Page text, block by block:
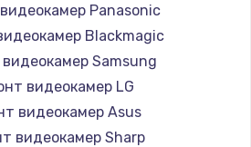
Panasonic
Blackmagic
Samsung
видеокамер LG
видеокамер Asus
видеокамер Sharp